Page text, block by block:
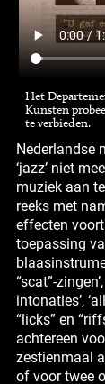
Het
Kunsten
te verbieden.
Nederlandse
‘jazz’ niet
muziek aan
reeks met
effecten
toepassing
“scat”-
intonaties’,
“licks” en
achtereen
zestienmaal
of voor twee